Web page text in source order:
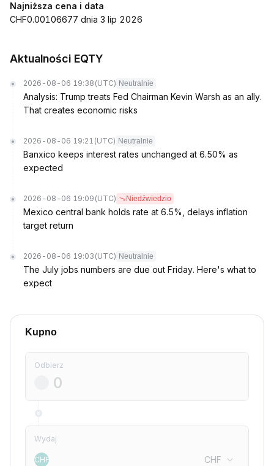
Najniższa cena i data
CHF0.00106677 dnia 3 lip 2026
Aktualności EQTY
2026-08-06 19:38 (UTC) Neutralnie
Analysis: Trump treats Fed Chairman Kevin Warsh as an ally.
That creates economic risks
2026-08-06 19:21 (UTC) Neutralnie
Banxico keeps interest rates unchanged at 6.50% as
expected
2026-08-06 19:09 (UTC) Niedźwiedzio
Mexico central bank holds rate at 6.5%, delays inflation
target return
2026-08-06 19:03 (UTC) Neutralnie
The July jobs numbers are due out Friday. Here's what to
expect
Kupno
Odbierz
Wydaj
CHF CHF